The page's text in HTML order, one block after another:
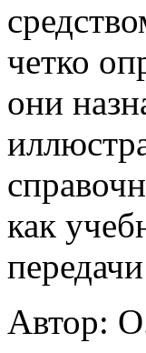
четко
они
как
Автор: